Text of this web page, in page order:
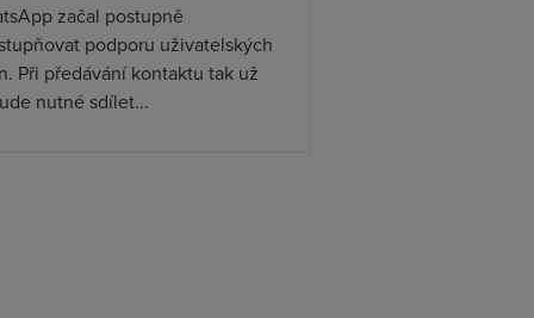
začal postupně
podporu uživatelských
Při předávání kontaktu tak už
nutné sdílet...